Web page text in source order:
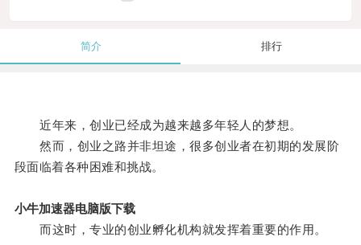
简介 排行
近年来，创业已经成为越来越多年轻人的梦想。
然而，创业之路并非坦途，很多创业者在初期的发展阶
段面临着各种困难和挑战。
小牛加速器电脑版下载
而这时，专业的创业孵化机构就发挥着重要的作用。